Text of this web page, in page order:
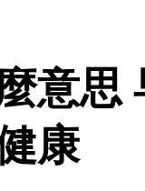
意思
康